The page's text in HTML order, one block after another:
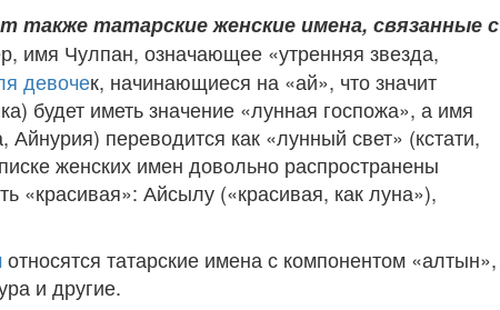
также татарские женские имена, связанные с
имя Чулпан, означающее «утренняя звезда,
девочек, начинающиеся на «ай», что значит
будет иметь значение «лунная госпожа», а имя
переводится как «лунный свет» (кстати,
женских имен довольно распространены
«красивая»: Айсылу («красивая, как луна»),
относятся татарские имена с компонентом «алтын»,
и другие.